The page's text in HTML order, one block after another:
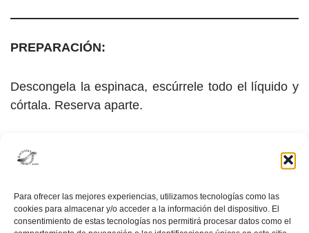
Para ofrecer las mejores experiencias, utilizamos tecnologías como las
cookies para almacenar y/o acceder a la información del dispositivo. El
consentimiento de estas tecnologías nos permitirá procesar datos como el
PREPARACIÓN:
Descongela la espinaca, escúrrele todo el líquido y
córtala. Reserva aparte.
ajo cortados en
hasta que estén
Agrega la pasta y revuelve.